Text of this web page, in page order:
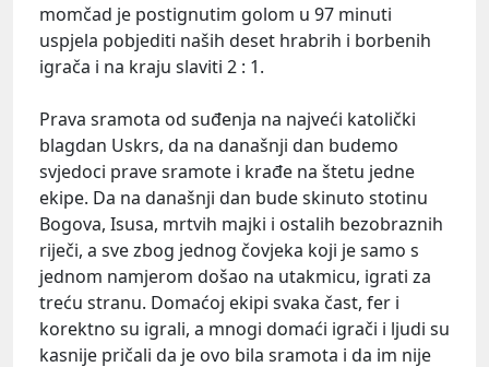
momčad je postignutim golom u 97 minuti
uspjela pobjediti naših deset hrabrih i borbenih
igrača i na kraju slaviti 2 : 1.
Prava sramota od suđenja na najveći katolički
blagdan Uskrs, da na današnji dan budemo
svjedoci prave sramote i krađe na štetu jedne
ekipe. Da na današnji dan bude skinuto stotinu
Bogova, Isusa, mrtvih majki i ostalih bezobraznih
riječi, a sve zbog jednog čovjeka koji je samo s
jednom namjerom došao na utakmicu, igrati za
treću stranu. Domaćoj ekipi svaka čast, fer i
korektno su igrali, a mnogi domaći igrači i ljudi su
kasnije pričali da je ovo bila sramota i da im nije